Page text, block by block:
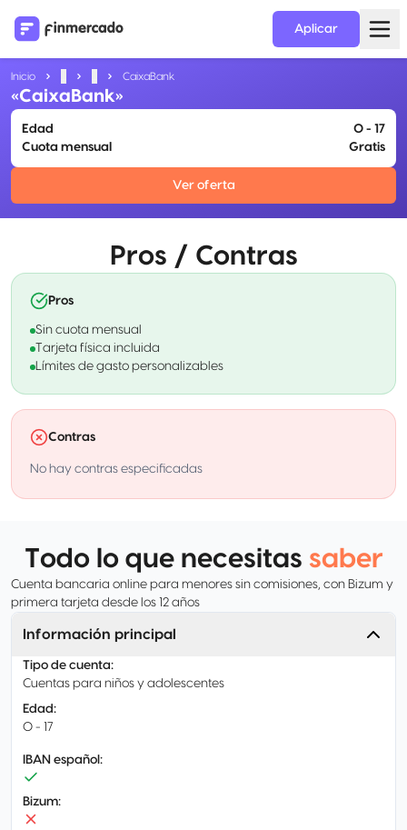
Aplicar
Inicio CaixaBank
«CaixaBank»
Edad
0 - 17
Cuota mensual
Gratis
Ver oferta
Pros / Contras
Pros
Sin cuota mensual
Tarjeta física incluida
Límites de gasto personalizables
Contras
No hay contras especificadas
Todo lo que necesitas saber
Cuenta bancaria online para menores sin comisiones, con Bizum y
primera tarjeta desde los 12 años
Información principal
Tipo de cuenta:
Cuentas para niños y adolescentes
Edad:
0 - 17
IBAN español :
Bizum: